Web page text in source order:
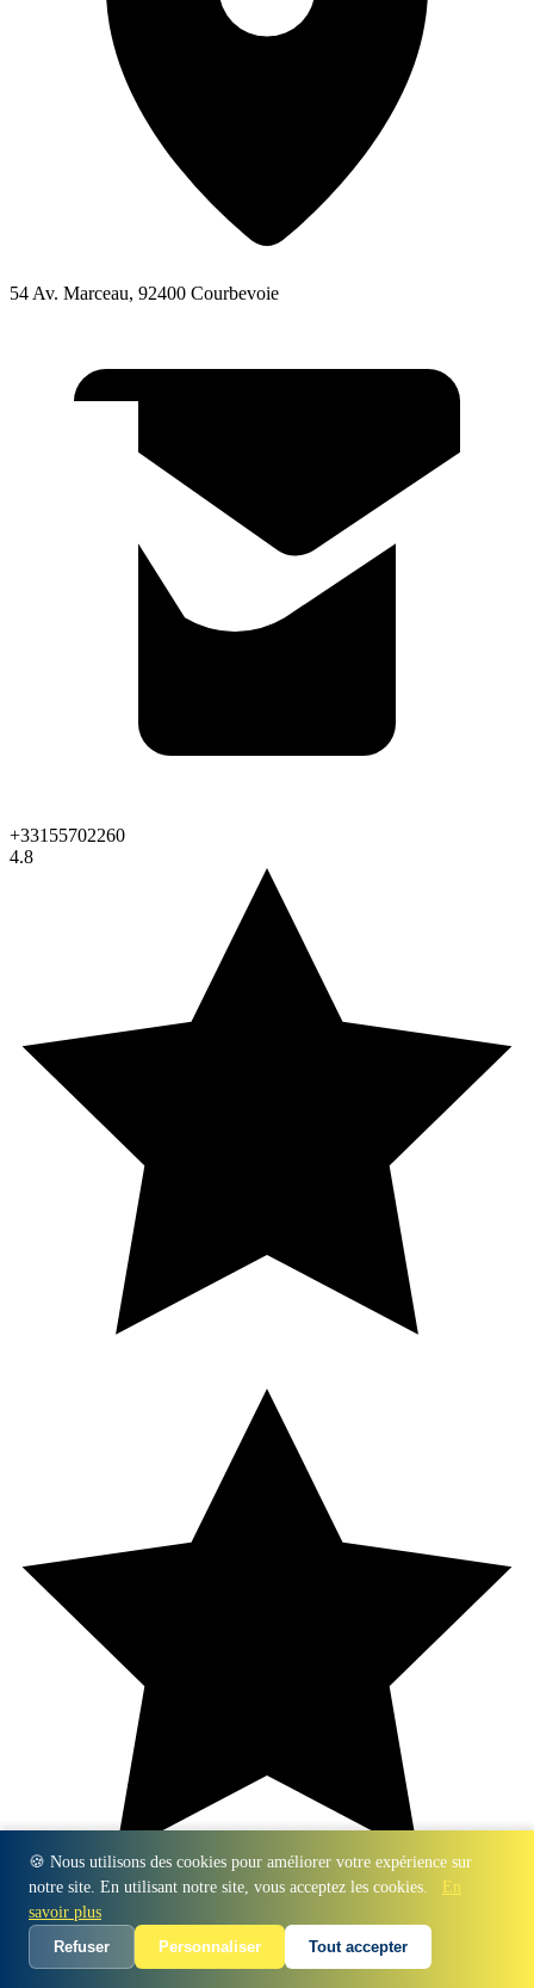
🍪 Nous utilisons des cookies pour améliorer votre expérience sur
notre site. En utilisant notre site, vous acceptez les cookies.
En
savoir plus
Refuser
Personnaliser Tout accepter
54 Av. Marceau, 92400 Courbevoie
+33155702260
4.8